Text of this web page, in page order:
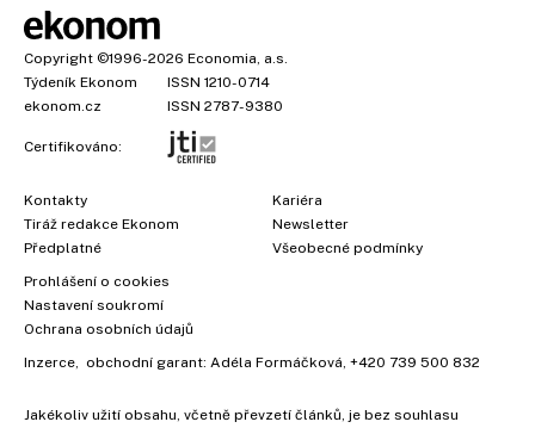
Copyright ©1996-2026 Economia, a.s.
Týdeník Ekonom
ISSN 1210-0714
ekonom.cz
ISSN 2787-9380
Certifikováno:
Kontakty
Tiráž redakce Ekonom
Předplatné
Kariéra
Newsletter
Všeobecné podmínky
Prohlášení o cookies
Nastavení soukromí
Ochrana osobních údajů
Inzerce, obchodní garant: Adéla Formáčková, +420 739 500 832
Jakékoliv užití obsahu, včetně převzetí článků, je bez souhlasu